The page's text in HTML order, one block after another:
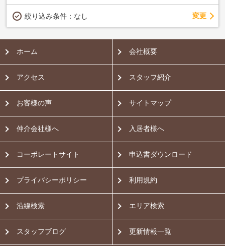
絞り込み条件： なし 変更
ホーム 会社概要
アクセス スタッフ紹介
お客様の声 サイトマップ
仲介会社様へ 入居者様へ
コーポレートサイト 申込書ダウンロード
プライバシーポリシー 利用規約
沿線検索 エリア検索
スタッフブログ 更新情報一覧